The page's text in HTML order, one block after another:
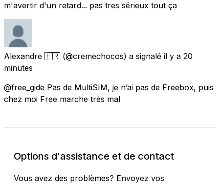
m'avertir d'un retard... pas tres sérieux tout ça
Alexandre 🇫🇷 (@cremechocos) a signalé il y a 20
minutes
@free_gide Pas de MultiSIM, je n’ai pas de Freebox, puis
chez moi Free marche très mal
Options d'assistance et de contact
Vous avez des problèmes? Envoyez vos